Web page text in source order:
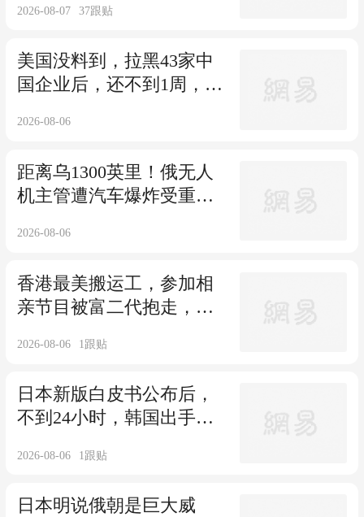
2026-08-07 37跟贴
美国没料到，拉黑43家中
国企业后，还不到1周，中
2026-08-06
距离乌1300英里！俄无人
机主管遭汽车爆炸受重
2026-08-06
香港最美搬运工，参加相
亲节目被富二代抱走，现
2026-08-06 1跟贴
日本新版白皮书公布后，
不到24小时，韩国出手
2026-08-06 1跟贴
日本明说俄朝是巨大威